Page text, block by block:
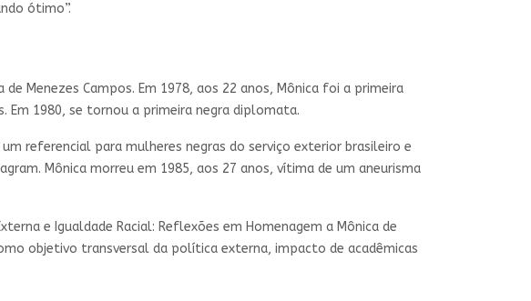
ótimo”.
Menezes Campos. Em 1978, aos 22 anos, Mônica foi a primeira
1980, se tornou a primeira negra diplomata.
referencial para mulheres negras do serviço exterior brasileiro e
Mônica morreu em 1985, aos 27 anos, vítima de um aneurisma
e Igualdade Racial: Reflexões em Homenagem a Mônica de
objetivo transversal da política externa, impacto de acadêmicas